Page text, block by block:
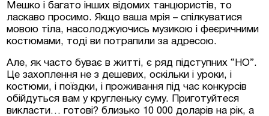
Мешко і багато інших відомих танцюристів, то
ласкаво просимо. Якщо ваша мрія – спілкуватися
мовою тіла, насолоджуючись музикою і феєричними
костюмами, тоді ви потрапили за адресою.
Але, як часто буває в житті, є ряд підступних “НО”.
Це захоплення не з дешевих, оскільки і уроки, і
костюми, і поїздки, і проживання під час конкурсів
обійдуться вам у кругленьку суму. Приготуйтеся
викласти… готові? близько 10 000 доларів на рік, а